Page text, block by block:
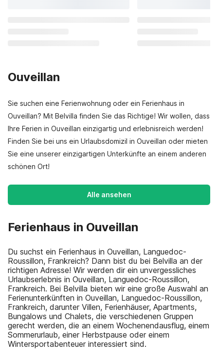
Ouveillan
Sie suchen eine Ferienwohnung oder ein Ferienhaus in
Ouveillan? Mit Belvilla finden Sie das Richtige! Wir wollen, dass
Ihre Ferien in Ouveillan einzigartig und erlebnisreich werden!
Finden Sie bei uns ein Urlaubsdomizil in Ouveillan oder mieten
Sie eine unserer einzigartigen Unterkünfte an einem anderen
schönen Ort!
Alle ansehen
Ferienhaus in Ouveillan
Du suchst ein Ferienhaus in Ouveillan, Languedoc-
Roussillon, Frankreich? Dann bist du bei Belvilla an der
richtigen Adresse! Wir werden dir ein unvergessliches
Urlaubserlebnis in Ouveillan, Languedoc-Roussillon,
Frankreich. Bei Belvilla bieten wir eine große Auswahl an
Ferienunterkünften in Ouveillan, Languedoc-Roussillon,
Frankreich, darunter Villen, Ferienhäuser, Apartments,
Bungalows und Chalets, die verschiedenen Gruppen
gerecht werden, die an einem Wochenendausflug, einem
Sommerurlaub, einer Herbstpause oder einem
Wintersportabenteuer interessiert sind.